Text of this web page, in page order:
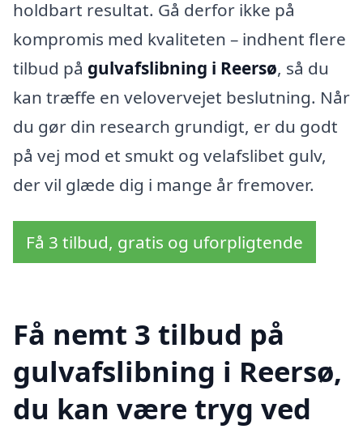
holdbart resultat. Gå derfor ikke på
kompromis med kvaliteten – indhent flere
tilbud på gulvafslibning i Reersø, så du
kan træffe en velovervejet beslutning. Når
du gør din research grundigt, er du godt
på vej mod et smukt og velafslibet gulv,
der vil glæde dig i mange år fremover.
Få 3 tilbud, gratis og uforpligtende
Få nemt 3 tilbud på
gulvafslibning i Reersø,
du kan være tryg ved